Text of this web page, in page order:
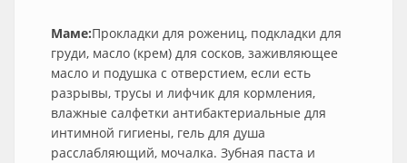
Маме:Прокладки для рожениц, подкладки для
груди, масло (крем) для сосков, заживляющее
масло и подушка с отверстием, если есть
разрывы, трусы и лифчик для кормления,
влажные салфетки антибактериальные для
интимной гигиены, гель для душа
расслабляющий, мочалка. Зубная паста и